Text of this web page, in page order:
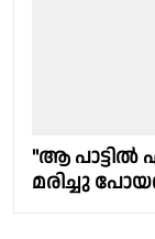
"ആ പാട്ടിൽ
മരിച്ചു